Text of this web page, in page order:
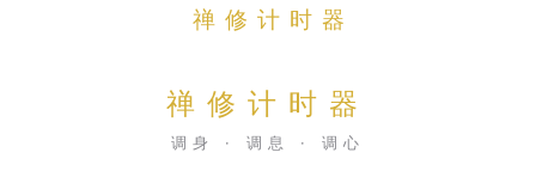
禅修计时器
调身 · 调息 · 调心
禅修计时器